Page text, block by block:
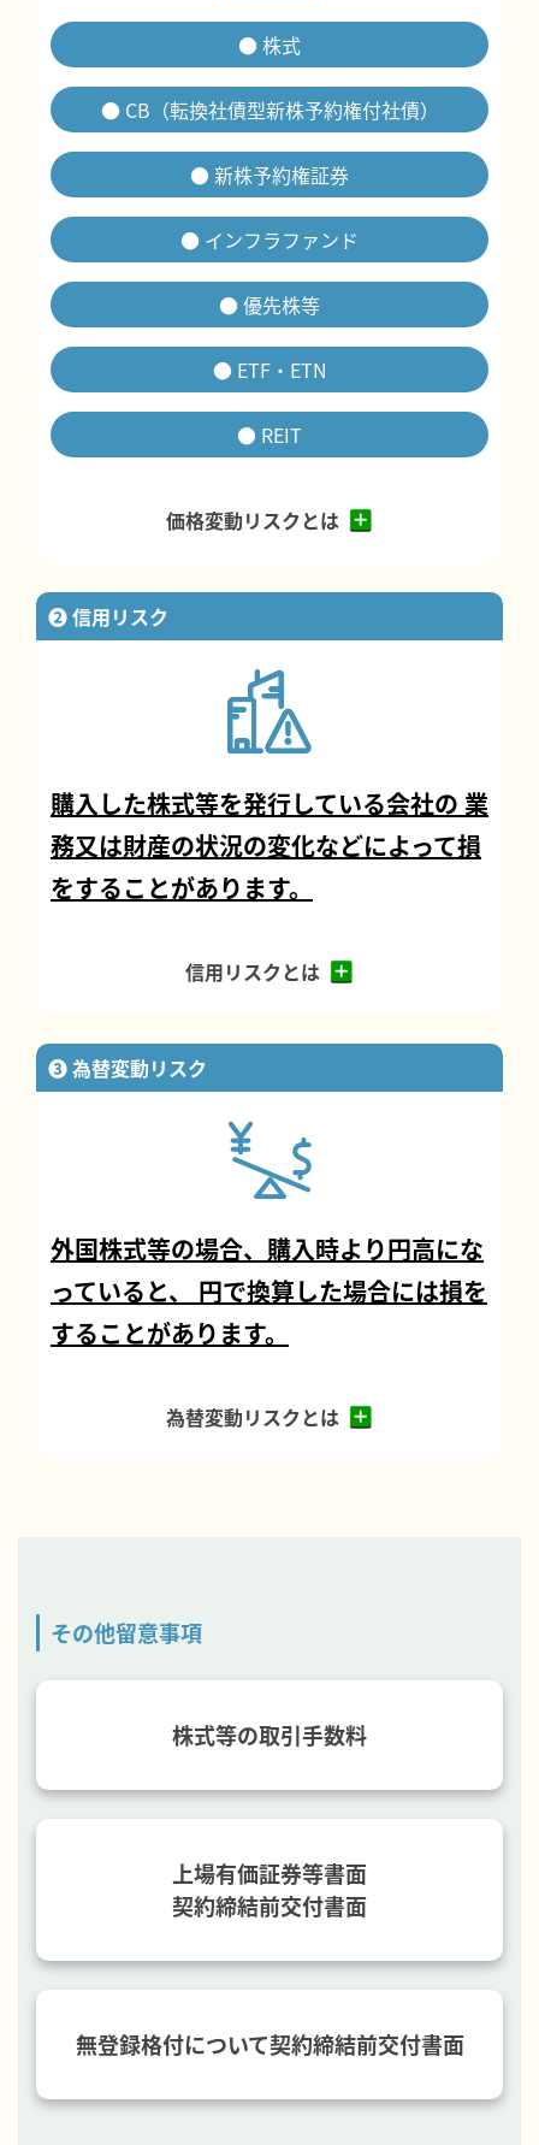
● 株式
● CB（転換社債型新株予約権付社債）
● 新株予約権証券
● インフラファンド
● 優先株等
● ETF・ETN
● REIT
価格変動リスクとは
❷ 信用リスク
購入した株式等を発行している会社の 業
務又は財産の状況の変化などによって損
をすることがあります。
信用リスクとは
❸ 為替変動リスク
外国株式等の場合、購入時より円高にな
っていると、
円で換算した場合には損を
することがあります。
為替変動リスクとは
その他留意事項
株式等の取引手数料
上場有価証券等書面
契約締結前交付書面
無登録格付について契約締結前交付書面